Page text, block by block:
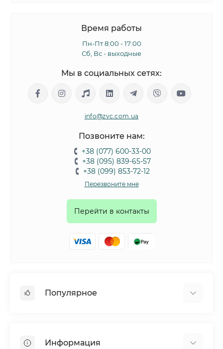
Время работы
Пн-Пт 8:00 - 17:00
Сб, Вс - выходные
Мы в социальных сетях:
info@zvc.com.ua
Позвоните нам:
+38 (077) 600-33-00
+38 (095) 839-65-57
+38 (099) 853-72-12
Перезвоните мне
Перейти в контакты
Популярное
Информация